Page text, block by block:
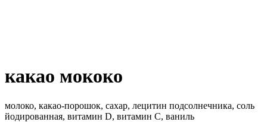
какао мококо
молоко, какао-порошок, сахар, лецитин подсолнечника, соль
йодированная, витамин D, витамин С, ваниль